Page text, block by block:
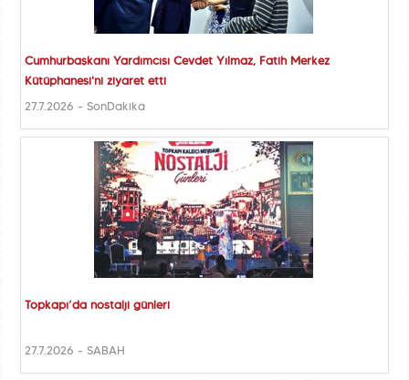
Cumhurbaşkanı Yardımcısı Cevdet Yılmaz, Fatih Merkez
Kütüphanesi'ni ziyaret etti
27.7.2026 - SonDakika
Topkapı’da nostalji günleri
27.7.2026 - SABAH